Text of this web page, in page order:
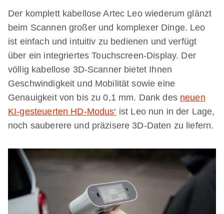
Der komplett kabellose Artec Leo wiederum glänzt
beim Scannen großer und komplexer Dinge. Leo
ist einfach und intuitiv zu bedienen und verfügt
über ein integriertes Touchscreen-Display. Der
völlig kabellose 3D-Scanner bietet Ihnen
Geschwindigkeit und Mobilität sowie eine
Genauigkeit von bis zu 0,1 mm. Dank des neuen
KI-gesteuerten HD-Modus‘ ist Leo nun in der Lage,
noch sauberere und präzisere 3D-Daten zu liefern.